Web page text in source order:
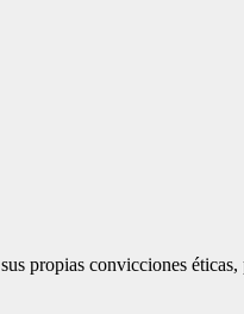
propias convicciones